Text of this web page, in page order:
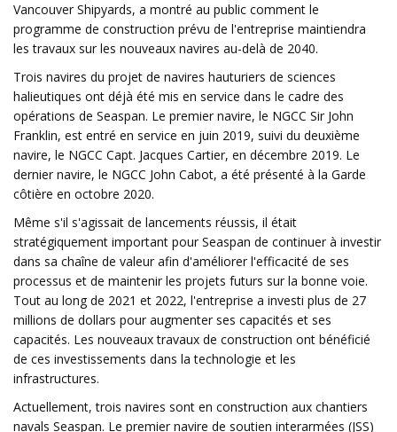
Vancouver Shipyards, a montré au public comment le
programme de construction prévu de l'entreprise maintiendra
les travaux sur les nouveaux navires au-delà de 2040.
Trois navires du projet de navires hauturiers de sciences
halieutiques ont déjà été mis en service dans le cadre des
opérations de Seaspan. Le premier navire, le NGCC Sir John
Franklin, est entré en service en juin 2019, suivi du deuxième
navire, le NGCC Capt. Jacques Cartier, en décembre 2019. Le
dernier navire, le NGCC John Cabot, a été présenté à la Garde
côtière en octobre 2020.
Même s'il s'agissait de lancements réussis, il était
stratégiquement important pour Seaspan de continuer à investir
dans sa chaîne de valeur afin d'améliorer l'efficacité de ses
processus et de maintenir les projets futurs sur la bonne voie.
Tout au long de 2021 et 2022, l'entreprise a investi plus de 27
millions de dollars pour augmenter ses capacités et ses
capacités. Les nouveaux travaux de construction ont bénéficié
de ces investissements dans la technologie et les
infrastructures.
Actuellement, trois navires sont en construction aux chantiers
navals Seaspan. Le premier navire de soutien interarmées (JSS)